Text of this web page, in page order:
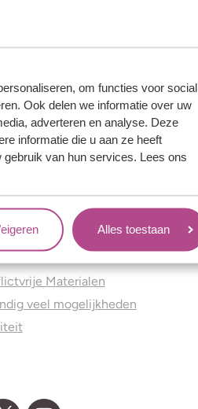
om functies voor social
Ook delen we informatie over uw
adverteren en analyse. Deze
informatie die u aan ze heeft
van hun services. Lees ons
Alles toestaan
voordelen
Materialen
veel mogelijkheden